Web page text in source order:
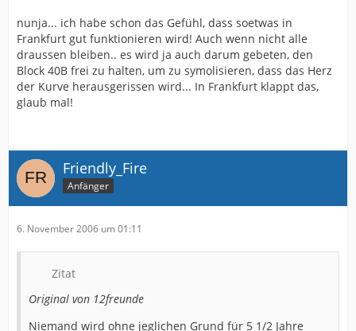
nunja... ich habe schon das Gefühl, dass soetwas in
Frankfurt gut funktionieren wird! Auch wenn nicht alle
draussen bleiben.. es wird ja auch darum gebeten, den
Block 40B frei zu halten, um zu symolisieren, dass das Herz
der Kurve herausgerissen wird... In Frankfurt klappt das,
glaub mal!
Friendly_Fire
Anfänger
6. November 2006 um 01:11
Zitat
Original von 12freunde
Niemand wird ohne jeglichen Grund für 5 1/2 Jahre